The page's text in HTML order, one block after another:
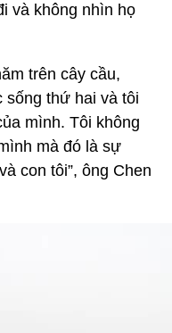
và không nhìn họ
trên cây cầu,
sống thứ hai và tôi
mình. Tôi không
mà đó là sự
con tôi”, ông Chen